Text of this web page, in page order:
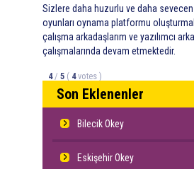
Sizlere daha huzurlu ve daha
oyunları oynama platformu
çalışma arkadaşlarım ve yazılımcı
çalışmalarında devam etmektedir.
4 / 5 ( 4 votes )
Son Eklenenler
Bilecik Okey
Eskişehir Okey